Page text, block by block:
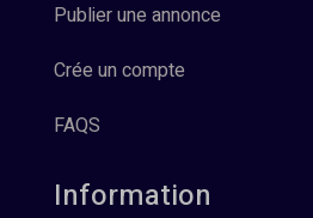
Publier une annonce
Crée un compte
FAQS
Information